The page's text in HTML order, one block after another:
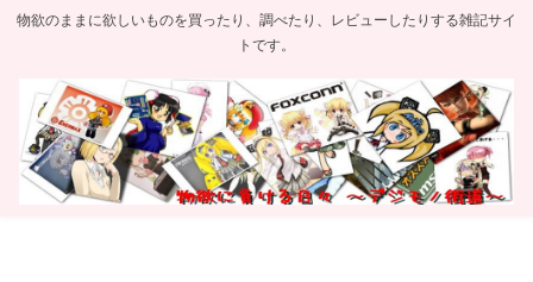
物欲のままに欲しいものを買ったり、調べたり、レビューしたりする雑記サイ
トです。